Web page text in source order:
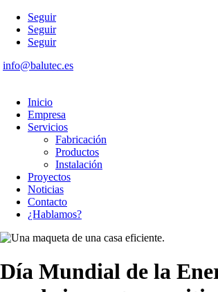
Seguir
Seguir
Seguir
info@balutec.es
Inicio
Empresa
Servicios
Fabricación
Productos
Instalación
Proyectos
Noticias
Contacto
¿Hablamos?
Día Mundial de la